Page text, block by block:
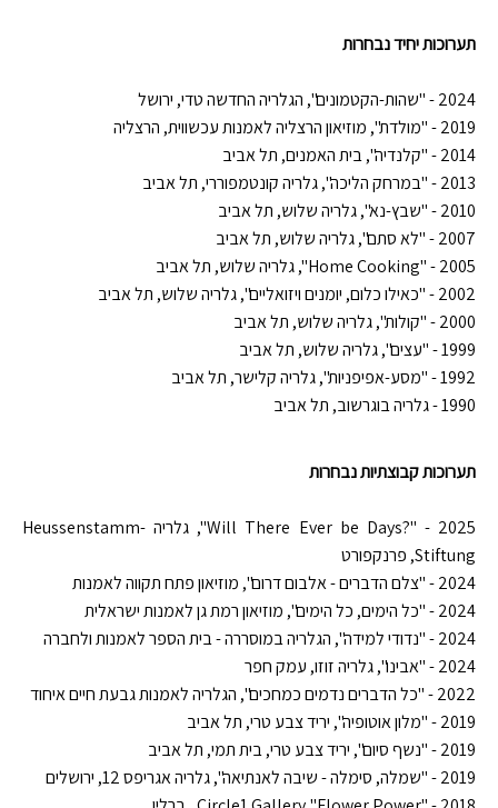
תערוכות יחיד נבחרות
2024 - "שהות-הקטמונים", הגלריה החדשה טדי, ירושל
2019 - "מולדת", מוזיאון הרצליה לאמנות עכשווית, הרצליה
2014 - "קלנדיה", בית האמנים, תל אביב
2013 - "במרחק הליכה", גלריה קונטמפוררי, תל אביב
2010 - "שבץ-נא", גלריה שלוש, תל אביב
2007 - "לא סתם", גלריה שלוש, תל אביב
2005 - "
Home Cooking", גלריה שלוש, תל אביב
2002 - "כאילו כלום, יומנים ויזואליים", גלריה שלוש, תל אביב
2000 - "קולות", גלריה שלוש, תל אביב
1999 - "עצים", גלריה שלוש, תל אביב
1992 - "מסע-אפיפניות", גלריה קלישר, תל אביב
1990 - גלריה בוגרשוב, תל אביב
תערוכות קבוצתיות נבחרות
2025 - "?Will There Ever be Days", גלריה Heussenstamm-
Stiftung, פרנקפורט
2024 - "צלם הדברים - אלבום דרום", מוזיאון פתח תקווה לאמנות
2024 - "כל הימים, כל הימים", מוזיאון רמת גן לאמנות ישראלית
2024 - "נדודי למידה", הגלריה במוסררה - בית הספר לאמנות ולחברה
2024 - "אבינו", גלריה זוזו, עמק חפר
2022 - "כל הדברים נדמים כמחכים", הגלריה לאמנות גבעת חיים איחוד
2019 - "מלון אוטופיה", יריד צבע טרי, תל אביב
2019 - "נשף סיום", יריד צבע טרי, בית תמי, תל אביב
2019 - "שמלה, סימלה - שיבה לאנתיאה", גלריה אגריפס 12, ירושלים